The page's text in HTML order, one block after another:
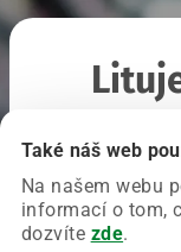
Také náš web
Na našem webu
informací o tom,
dozvíte zde.
Chyba
Zkuste prosím